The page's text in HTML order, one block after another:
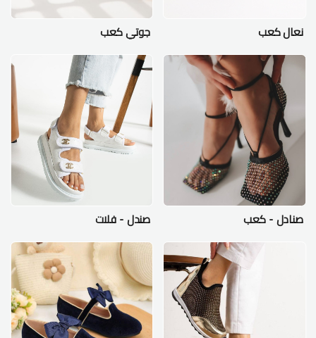
نعال كعب جوتي كعب
صنادل - كعب صندل - فلات